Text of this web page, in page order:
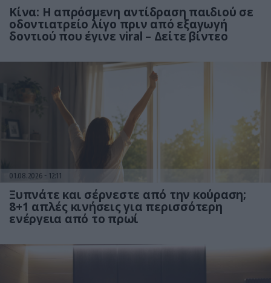
Κίνα: Η απρόσμενη αντίδραση παιδιού σε
οδοντιατρείο λίγο πριν από εξαγωγή
δοντιού που έγινε viral – Δείτε βίντεο
01.08.2026 12:11
Ξυπνάτε και σέρνεστε από την κούραση;
8+1 απλές κινήσεις για περισσότερη
ενέργεια από το πρωί